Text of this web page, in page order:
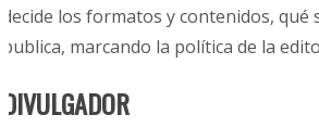
decide los formatos y contenidos, qué
publica, marcando la política de la
DIVULGADOR